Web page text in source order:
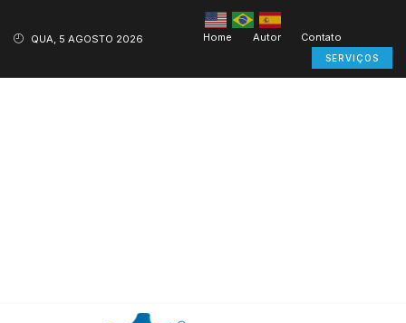
QUA, 5 AGOSTO 2026 Home Autor Contato
SERVIÇOS